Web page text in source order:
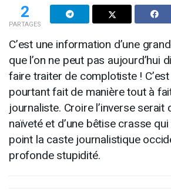
2
PARTAGES
C’est une information d’une
que l’on ne peut pas aujourd’hui
faire traiter de complotiste !
pourtant fait de manière tout à
journaliste. Croire l’inverse serait
naïveté et d’une bêtise crasse
point la caste journalistique
profonde stupidité.